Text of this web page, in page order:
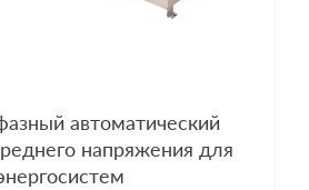
автоматический
напряжения для